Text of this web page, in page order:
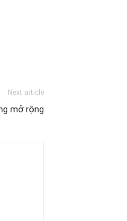
Next article
mở rộng